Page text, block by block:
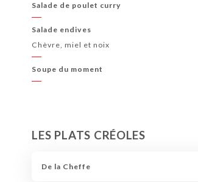
Salade de poulet curry
Salade endives
Chèvre, miel et noix
Soupe du moment
LES PLATS CRÉOLES
De la Cheffe